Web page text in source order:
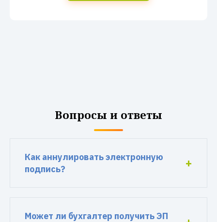
Вопросы и ответы
Как аннулировать электронную
подпись?
Может ли бухгалтер получить ЭП